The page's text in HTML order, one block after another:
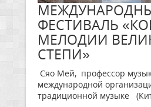
ФЕСТИВАЛЬ
МЕЛОДИИ
СТЕПИ»
Сяо Мей, профессор
международной
традиционной музыке